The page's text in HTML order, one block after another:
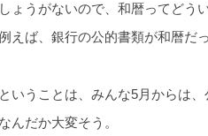
しょうがないので、和暦ってどう
えば、銀行の公的書類が和暦だ
ということは、みんな5月からは
なんだか大変そう。